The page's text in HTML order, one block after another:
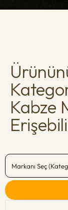
Kabze
Markanı Seç